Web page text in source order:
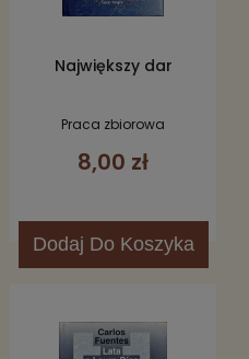
Największy dar
Praca zbiorowa
8,00 zł
Dodaj Do Koszyka